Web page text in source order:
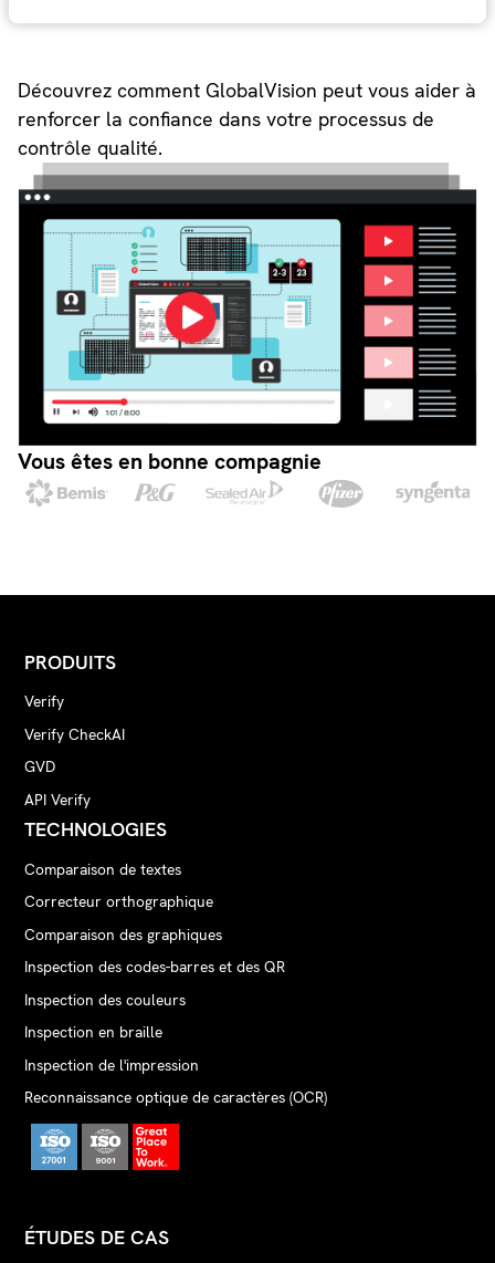
Découvrez comment GlobalVision peut vous aider à
renforcer la confiance dans votre processus de
contrôle qualité.
Vous êtes en bonne compagnie
PRODUITS
Verify
Verify CheckAI
GVD
API Verify
TECHNOLOGIES
Comparaison de textes
Correcteur orthographique
Comparaison des graphiques
Inspection des codes-barres et des QR
Inspection des couleurs
Inspection en braille
Inspection de l'impression
Reconnaissance optique de caractères (OCR)
ÉTUDES DE CAS